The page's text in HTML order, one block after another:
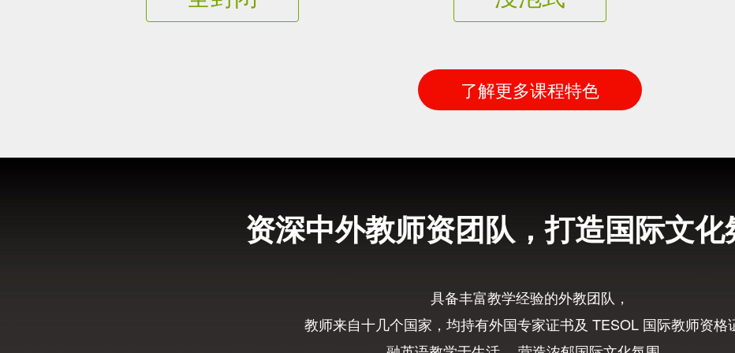
了解更多课程特色
资深中外教师资团队，打造国际文化
具备丰富教学经验的外教团队，
教师来自十几个国家，均持有外国专家证书及 TESOL 国际教师资格